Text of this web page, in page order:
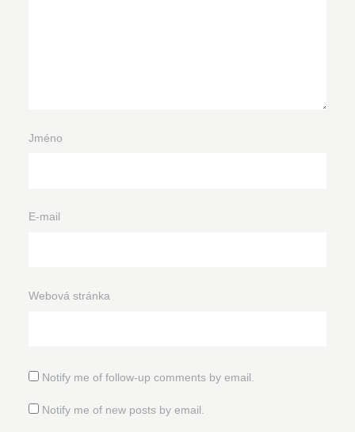
Jméno
E-mail
Webová stránka
Notify me of follow-up comments by email.
Notify me of new posts by email.